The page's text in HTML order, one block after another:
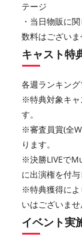
テージ
・当日物販に
数料はございま
キャスト特
各週ランキン
※特典対象キャ
す。
※審査員賞(全
ります。
※決勝LIVEで
に出演権を付与
※特典獲得によ
いはございませ
イベント実